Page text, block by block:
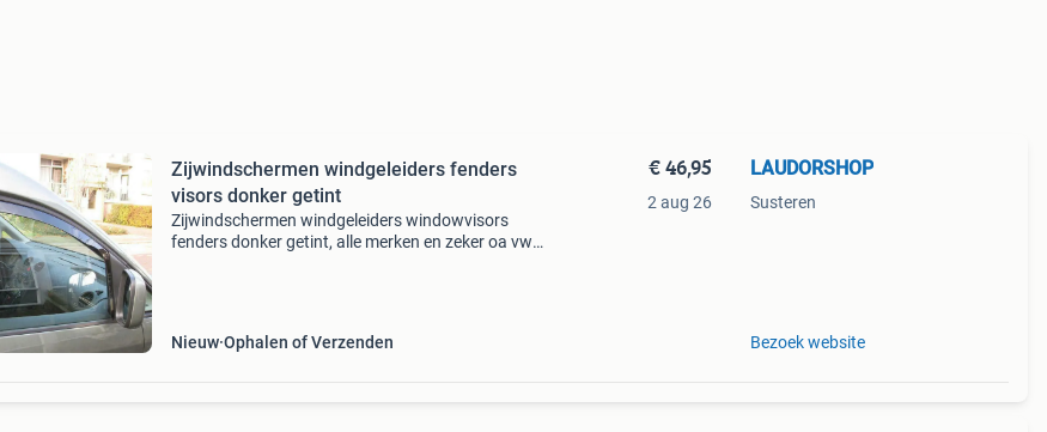
Zijwindschermen windgeleiders fenders
visors donker getint
Zijwindschermen windgeleiders windowvisors
fenders donker getint, alle merken en zeker oa vw
Nieuw Ophalen of Verzenden
€ 46,95
2 aug 26
LAUDORSHOP
Susteren
Bezoek website